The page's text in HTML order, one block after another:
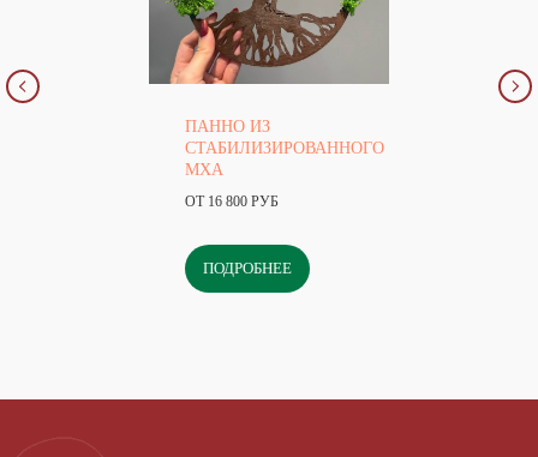
ПАННО ИЗ
СТАБИЛИЗИРОВАННОГО
МХА
ОТ 16 800 РУБ
ПОДРОБНЕЕ